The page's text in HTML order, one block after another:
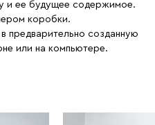
и ее будущее содержимое.
коробки.
предварительно созданную
или на компьютере.